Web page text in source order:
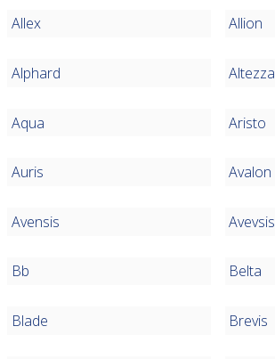
Allex Allion
Alphard Altezza
Aqua Aristo
Auris Avalon
Avensis Avevsis
Bb Belta
Blade Brevis